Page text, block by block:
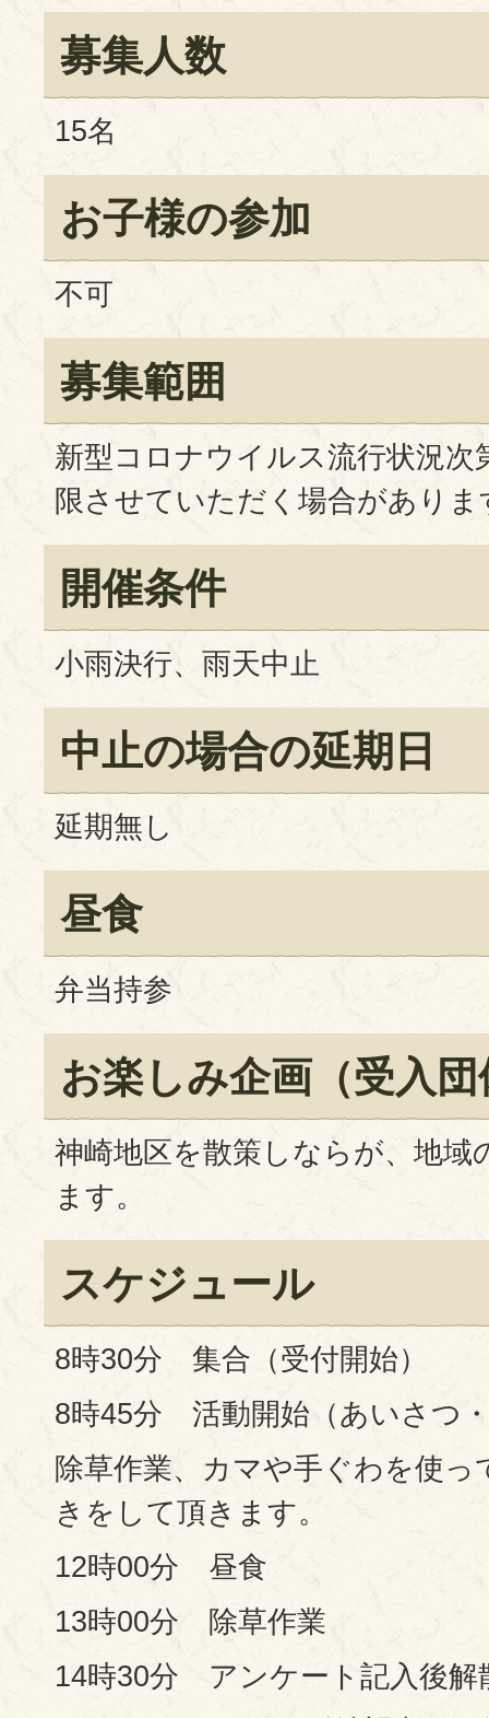
募集人数
15名
お子様の参加
不可
募集範囲
新型コロナウイルス流行状況次
限させていただく場合がありま
開催条件
小雨決行、雨天中止
中止の場合の延期日
延期無し
昼食
弁当持参
お楽しみ企画（受入
神崎地区を散策しならが、地域
ます。
スケジュール
8時30分 集合（受付開始）
8時45分 活動開始（あいさつ
除草作業、カマや手ぐわを使っ
きをして頂きます。
12時00分 昼食
13時00分 除草作業
14時30分 アンケート記入後解